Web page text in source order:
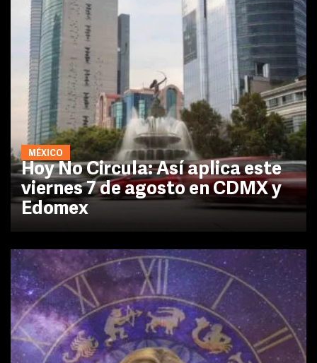
MÉXICO
Hoy No Circula: Así aplica este
viernes 7 de agosto en CDMX y
Edomex